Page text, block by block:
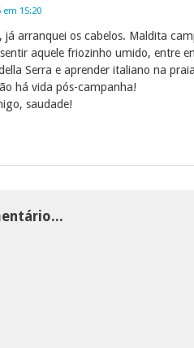
em 15:20
já arranquei os cabelos. Maldita
aquele friozinho umido, entre
Serra e aprender italiano na
há vida pós-campanha!
saudade!